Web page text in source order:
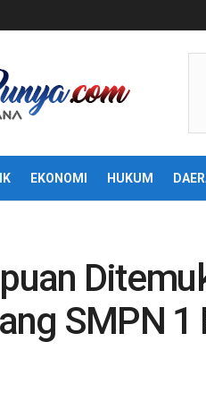
EKONOMI HUKUM
SMPN